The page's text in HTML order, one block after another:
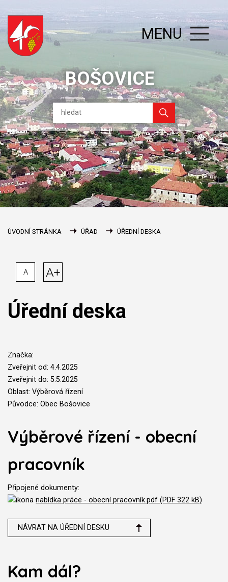
BOŠOVICE
MENU
ÚVODNÍ STRÁNKA ÚŘAD ÚŘEDNÍ DESKA
A A+
Úřední deska
Značka:
Zveřejnit od: 4.4.2025
Zveřejnit do: 5.5.2025
Oblast: Výběrová řízení
Původce: Obec Bošovice
Výběrové řízení - obecní
pracovník
Připojené dokumenty:
nabídka práce - obecní pracovník.pdf (PDF 322 kB)
NÁVRAT NA ÚŘEDNÍ DESKU
Kam dál?